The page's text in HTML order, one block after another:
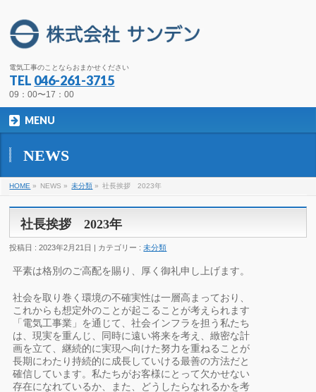
電気工事のことならおまかせください
TEL 046-261-3715
09：00〜17：00
MENU
NEWS
HOME » NEWS » 未分類 » 社長挨拶 2023年
社長挨拶 2023年
投稿日 : 2023年2月21日 | カテゴリー :未分類
平素は格別のご高配を賜り、厚く御礼申し上げます。
社会を取り巻く環境の不確実性は一層高まっており、
これからも想定外のことが起こることが考えられます
「電気工事業」を通じて、社会インフラを担う私たち
は、現実を重んじ、同時に遠い将来を考え、緻密な計
画を立て、継続的に実現へ向けた努力を重ねることが
長期にわたり持続的に成長していける最善の方法だと
確信しています。私たちがお客様にとって欠かせない
存在になれているか、また、どうしたらなれるかを考